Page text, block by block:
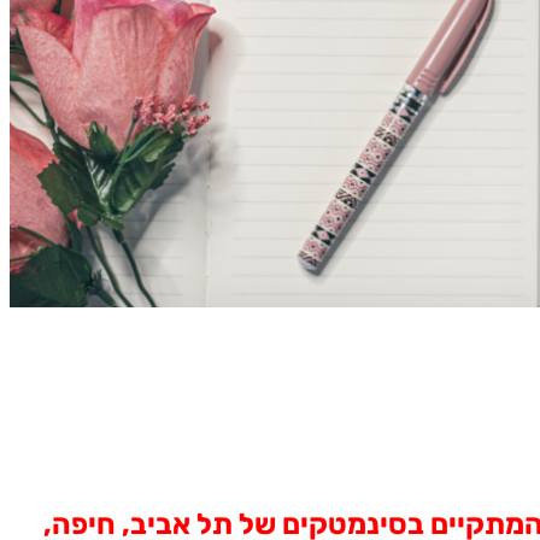
את פסטיבל הקולנוע הצרפתי ה- 14, המתקיים בסינמטקים של תל אביב, חיפה,